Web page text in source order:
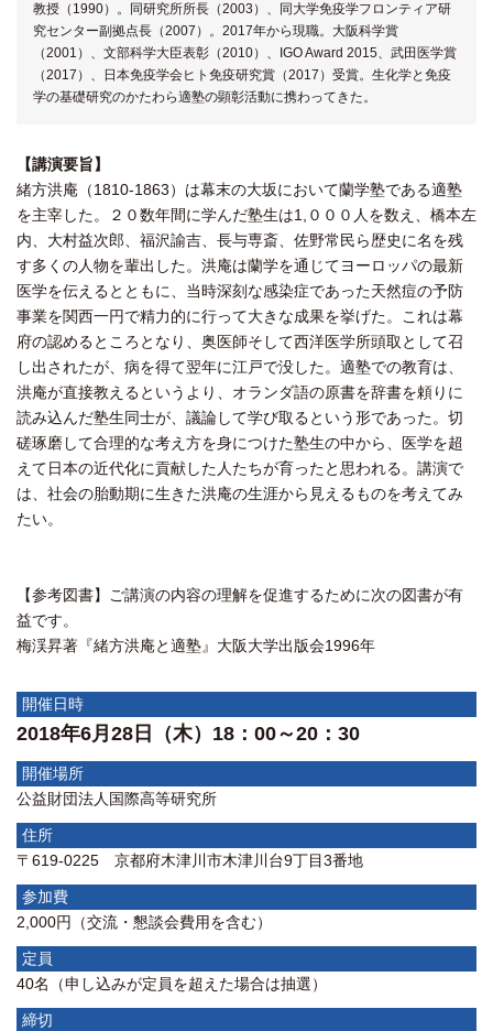
教授（1990）。同研究所所長（2003）、同大学免疫学フロンティア研
究センター副拠点長（2007）。2017年から現職。大阪科学賞
（2001）、文部科学大臣表彰（2010）、IGO Award 2015、武田医学賞
（2017）、日本免疫学会ヒト免疫研究賞（2017）受賞。生化学と免疫
学の基礎研究のかたわら適塾の顕彰活動に携わってきた。
【講演要旨】
緒方洪庵（1810-1863）は幕末の大坂において蘭学塾である適塾
を主宰した。２０数年間に学んだ塾生は1,０００人を数え、橋本左
内、大村益次郎、福沢諭吉、長与専斎、佐野常民ら歴史に名を残
す多くの人物を輩出した。洪庵は蘭学を通じてヨーロッパの最新
医学を伝えるとともに、当時深刻な感染症であった天然痘の予防
事業を関西一円で精力的に行って大きな成果を挙げた。これは幕
府の認めるところとなり、奥医師そして西洋医学所頭取として召
し出されたが、病を得て翌年に江戸で没した。適塾での教育は、
洪庵が直接教えるというより、オランダ語の原書を辞書を頼りに
読み込んだ塾生同士が、議論して学び取るという形であった。切
磋琢磨して合理的な考え方を身につけた塾生の中から、医学を超
えて日本の近代化に貢献した人たちが育ったと思われる。講演で
は、社会の胎動期に生きた洪庵の生涯から見えるものを考えてみ
たい。
【参考図書】ご講演の内容の理解を促進するために次の図書が有
益です。
梅渓昇著『緒方洪庵と適塾』大阪大学出版会1996年
開催日時
2018年6月28日（木）18：00～20：30
開催場所
公益財団法人国際高等研究所
住所
〒619-0225 京都府木津川市木津川台9丁目3番地
参加費
2,000円（交流・懇談会費用を含む）
定員
40名（申し込みが定員を超えた場合は抽選）
締切